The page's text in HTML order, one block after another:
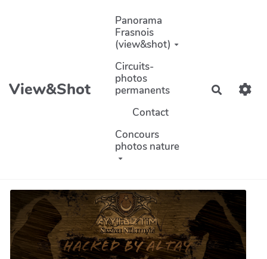
Aller au contenu principal
View&Shot
Panorama
Frasnois
(view&shot)
Circuits-
photos
permanents
Contact
Concours
photos nature